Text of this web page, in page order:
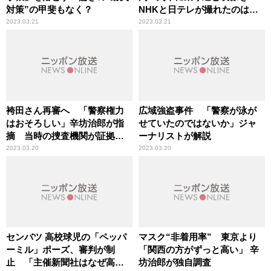
対策”の甲斐もなく？
2023.03.21
NHKと日テレが撮れたのは
「意図的なリーク」辛坊治郎
2023.03.21
袴田さん再審へ 「警察権力
はおそろしい」辛坊治郎が指
摘 当時の捜査機関が証拠ね
つ造か
2023.03.20
広域強盗事件 「警察が泳が
せていたのではないか」ジャ
ーナリストが解説
2023.03.20
センバツ 高校球児の「ペッパ
ーミル」ポーズ、審判が制
止 「主催新聞社はなぜ高野
マスク“非着用率” 東京より
「関西の方がずっと高い」 辛
坊治郎が独自調査